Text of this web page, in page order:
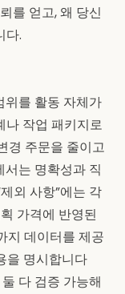
를 얻고, 왜 당신
다.
위를 활동 자체가
나 작업 패키지로
경 주문을 줄이고
는 명확성과 직
외 사항”에는 각
가격에 반영된
지 데이터를 제공
을 명시합니다
다 검증 가능해